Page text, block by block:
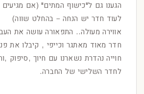
הגענו גם ל"כישוף המתים" (אם
לעוד חדר יש הנחה – בהחלט שווה)
אווירה מעולה.. התפאורה עושה את
חדר מאוד מאתגר וכייפי , קיבלו את
חוייה נהדרת נשארנו עם חיוך ,סיפוק
לחדר השלישי של החברה.